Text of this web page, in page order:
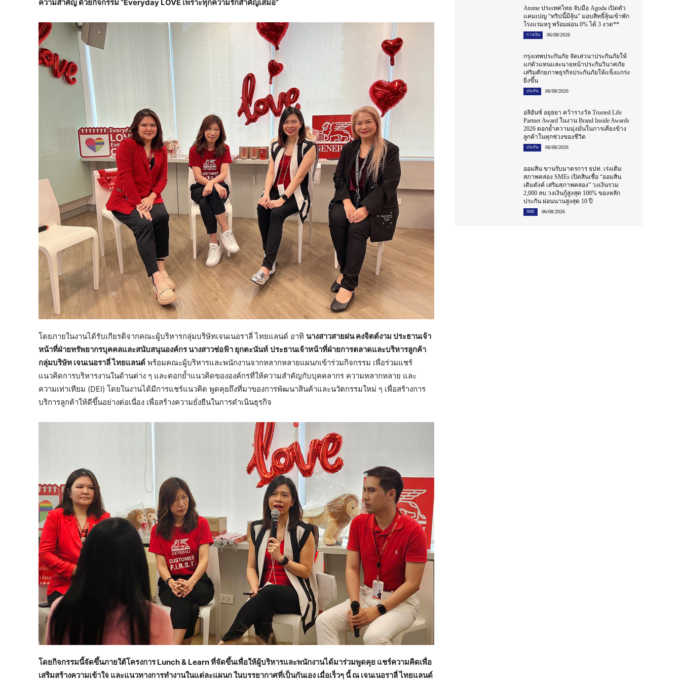
ความสำคัญ ด้วยกิจกรรม “Everyday LOVE เพราะทุกความรักสำคัญเสมอ”
โดยภายในงานได้รับเกียรติจากคณะผู้บริหารกลุ่มบริษัทเจนเนอราลี่ ไทยแลนด์ อาทิ นางสาวสายฝน คงจิตต์งาม ประธานเจ้า
หน้าที่ฝ่ายทรัพยากรบุคคลและสนับสนุนองค์กรนางสาวช่อฟ้า ยุกตะนันท์ ประธานเจ้าหน้าที่ฝ่ายการตลาดและบริหารลูกค้า
กลุ่มบริษัท เจนเนอราลี่ ไทยแลนด์ พร้อมคณะผู้บริหารและพนักงานจากหลากหลายแผนกเข้าร่วมกิจกรรม เพื่อร่วมแชร์
แนวคิดการบริหารงานในด้านต่าง ๆ และตอกย้ำแนวคิดขององค์กรที่ให้ความสำคัญกับบุคคลากร ความหลากหลาย และ
ความเท่าเทียม (DEI) โดยในงานได้มีการแชร์แนวคิด พูดคุยถึงที่มาของการพัฒนาสินค้าและนวัตกรรมใหม่ ๆ เพื่อสร้างการ
บริการลูกค้าให้ดีขึ้นอย่างต่อเนื่อง เพื่อสร้างความยั่งยืนในการดำเนินธุรกิจ
โดยกิจกรรมนี้จัดขึ้นภายใต้โครงการLunch & Learn ที่จัดขึ้นเพื่อให้ผู้บริหารและพนักงานได้มาร่วมพูดคุย แชร์ความคิดเพื่อ
เสริมสร้างความเข้าใจ และแนวทางการทำงานในแต่ละแผนก ในบรรยากาศที่เป็นกันเอง เมื่อเร็วๆ นี้ ณ เจนเนอราลี่ ไทยแลนด์
Atome ประเทศไทย จับมือ Agoda เปิดตัว
แคมเปญ “ทริปนี้มีลุ้น” มอบสิทธิ์ลุ้นเข้าพัก
โรงแรมหรู พร้อมผ่อน 0% ได้ 3 งวด**
การเงิน 06/08/2026
กรุงเทพประกันภัย จัดเสวนาประกันภัยให้
แก่ตัวแทนและนายหน้าประกันวินาศภัย
เสริมศักยภาพธุรกิจประกันภัยให้แข็งแกร่ง
ยิ่งขึ้น
ประกัน 06/08/2026
อลิอันซ์ อยุธยา คว้ารางวัล Trusted Life
Partner Award ในงาน Brand Inside Awards
2026 ตอกย้ำความมุ่งมั่นในการเคียงข้าง
ลูกค้าในทุกช่วงของชีวิต
ประกัน 06/08/2026
ออมสิน ขานรับมาตรการ ธปท. เร่งเติม
สภาพคล่อง SMEs เปิดสินเชื่อ “ออมสิน
เติมตังค์ เสริมสภาพคล่อง” วงเงินรวม
2,000 ลบ.วงเงินกู้สูงสุด 100% ของหลัก
ประกัน ผ่อนนานสูงสุด 10 ปี
SME 06/08/2026